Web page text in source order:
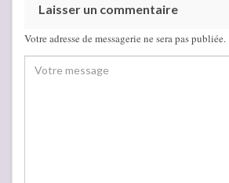
Laisser un commentaire
Votre adresse de messagerie ne sera pas publiée.